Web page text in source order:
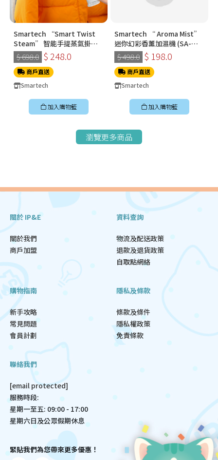
Smartech “Smart Twist
Steam” 智能手提蒸氣掛燙
機 (SS-8108)
$ 698.0 $ 248.0
商戶直送
Smartech
加入購物籃
Smartech “ Aroma Mist”
迷你幻彩香薰加濕機 (SA-
8009)
$ 498.0 $ 198.0
商戶直送
Smartech
加入購物籃
瀏覽更多商品
關於 IP&E
關於我們
商戶加盟
資料查詢
物流及配送政策
退款及退貨政策
自取點網絡
購物指南
新手攻略
常見問題
會員計劃
隱私及條款
條款及條件
隱私權政策
免責條款
聯絡我們
[email protected]
服務時段:
星期一至五: 09:00 - 17:00
星期六日及公眾假期休息
緊貼我們為您帶來更多優惠！